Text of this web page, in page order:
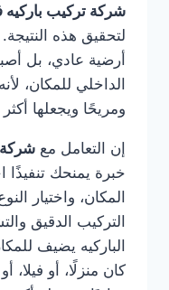
شركة تركيب
لتحقيق هذه
أرضية عادي، بل
الداخلي للمكان،
ومريحًا ويجعلها
إن التعامل مع شركة
خبرة يمنحك تنفيذًا
المكان، واختيار
التركيب الدقيق
الباركيه يضيف
كان منزلًا، أو فيلا،